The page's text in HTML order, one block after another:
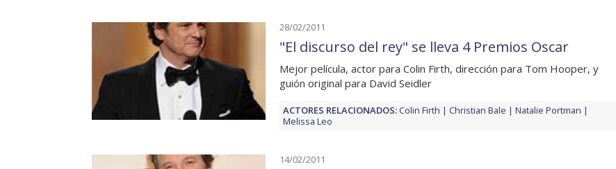
28/02/2011
"El discurso del rey" se lleva 4 Premios Oscar
Mejor película, actor para Colin Firth, dirección para Tom Hooper, y
guión original para David Seidler
ACTORES RELACIONADOS:Colin Firth Christian Bale
Natalie Portman
Melissa Leo
14/02/2011